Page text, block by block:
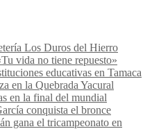
Los Duros del Hierro
vida no tiene repuesto»
educativas en Tamaca
en la Quebrada Yacural
en la final del mundial
conquista el bronce
gana el tricampeonato en